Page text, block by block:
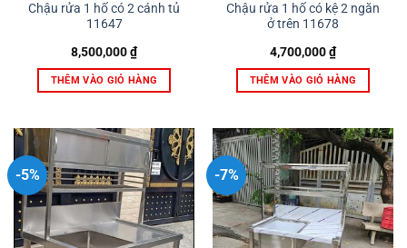
Chậu rửa 1 hố có 2 cánh tủ
11647
8,500,000₫
THÊM VÀO GIỎ HÀNG
Chậu rửa 1 hố có kệ 2 ngăn
ở trên 11678
4,700,000₫
THÊM VÀO GIỎ HÀNG
-5% -7%